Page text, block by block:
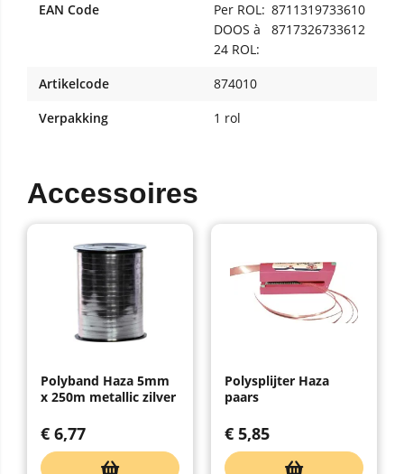
EAN Code
Per ROL: 8711319733610
DOOS à
24 ROL:
8717326733612
Artikelcode
874010
Verpakking
1 rol
Accessoires
Polyband Haza 5mm
x 250m metallic zilver
€ 6,77
Polysplijter Haza
paars
€ 5,85